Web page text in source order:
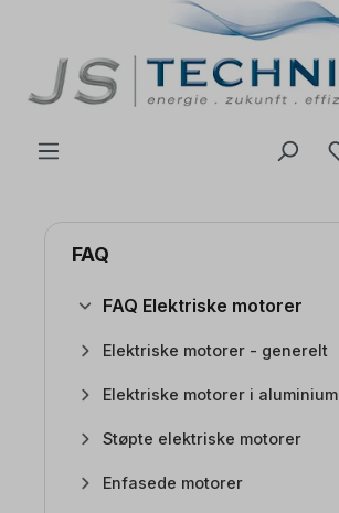
FAQ
FAQ Elektriske motorer
Elektriske motorer - generelt
Elektriske motorer i aluminium
Støpte elektriske motorer
Enfasede motorer